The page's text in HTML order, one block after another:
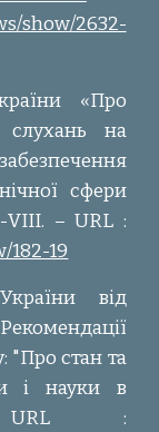
show/2632-
«Про
слухань на
сфери
VIII. – URL :
182-19
від
"Про стан та
і науки в
: